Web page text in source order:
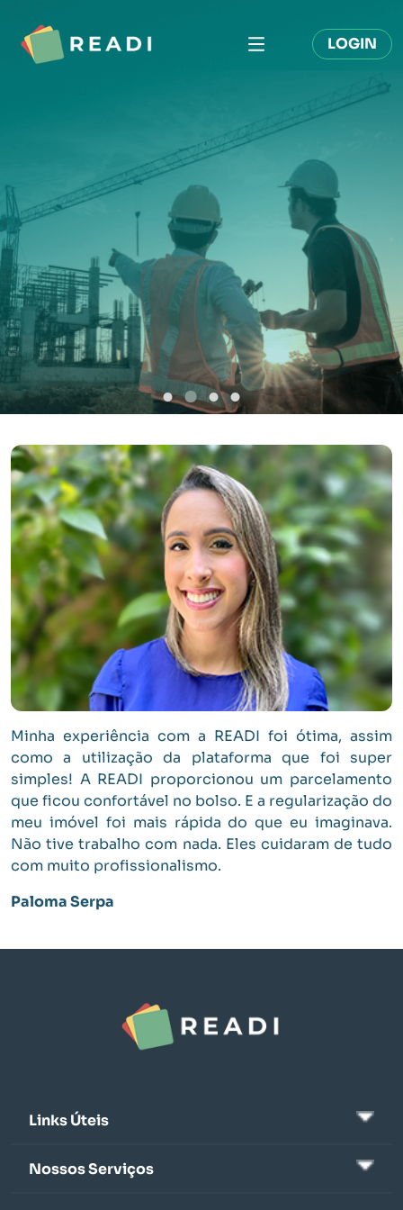
LOGIN
Minha experiência com a READI foi ótima, assim
como a utilização da plataforma que foi super
simples! A READI proporcionou um parcelamento
que ficou confortável no bolso. E a regularização do
meu imóvel foi mais rápida do que eu imaginava.
Não tive trabalho com nada. Eles cuidaram de tudo
com muito profissionalismo.
Paloma Serpa
Links Úteis
Nossos Serviços